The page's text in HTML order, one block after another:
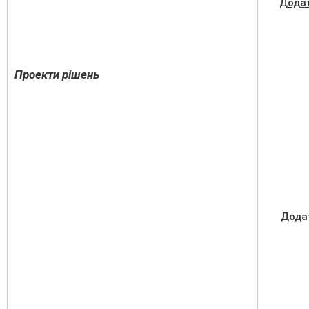
Проекти рішень